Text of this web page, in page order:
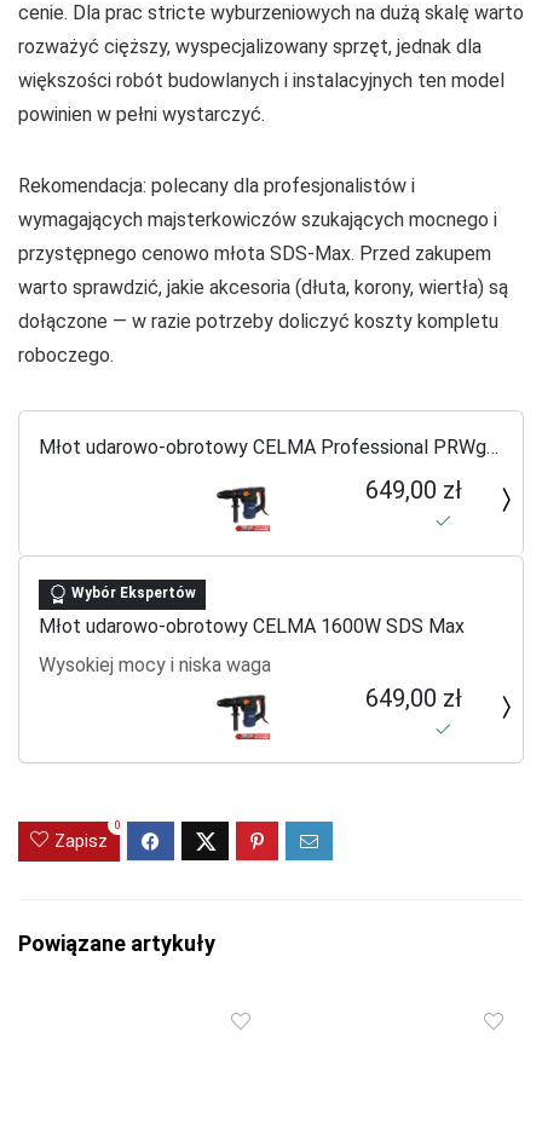
cenie. Dla prac stricte wyburzeniowych na dużą skalę warto
rozważyć cięższy, wyspecjalizowany sprzęt, jednak dla
większości robót budowlanych i instalacyjnych ten model
powinien w pełni wystarczyć.
Rekomendacja: polecany dla profesjonalistów i
wymagających majsterkowiczów szukających mocnego i
przystępnego cenowo młota SDS‑Max. Przed zakupem
warto sprawdzić, jakie akcesoria (dłuta, korony, wiertła) są
dołączone — w razie potrzeby doliczyć koszty kompletu
roboczego.
Młot udarowo-obrotowy CELMA Professional PRWg
40GEO 1600W SDS Max 10J
649,00 zł
Wybór Ekspertów
Młot udarowo-obrotowy CELMA 1600W SDS Max
Wysokiej mocy i niska waga
649,00 zł
Zapisz
0
Powiązane artykuły